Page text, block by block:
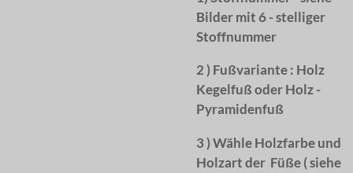
Bilder mit 6 - stelliger
Stoffnummer
2 ) Fußvariante : Holz
Kegelfuß oder Holz -
Pyramidenfuß
3 ) Wähle Holzfarbe und
Holzart der Füße ( siehe